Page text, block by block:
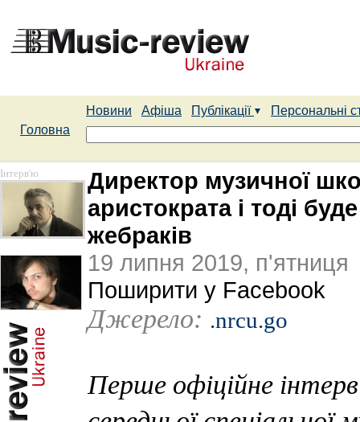
Новини Афіша Публікації
Персональні
Головна
Інтерв'ю
Директор музичної
аристократа і тоді
жебраків
19 липня 2019, п'ятниця
Поширити у Facebook
Джерело: .nrcu.go
Перше офіційне